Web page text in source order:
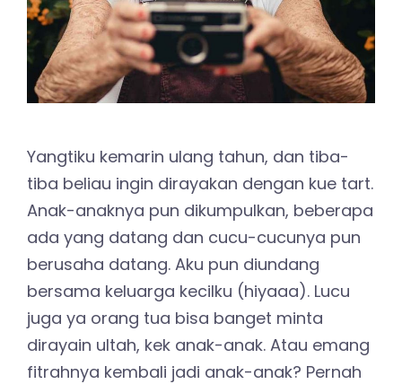
Yangtiku kemarin ulang tahun, dan tiba-
tiba beliau ingin dirayakan dengan kue tart.
Anak-anaknya pun dikumpulkan, beberapa
ada yang datang dan cucu-cucunya pun
berusaha datang. Aku pun diundang
bersama keluarga kecilku (hiyaaa). Lucu
juga ya orang tua bisa banget minta
dirayain ultah, kek anak-anak. Atau emang
fitrahnya kembali jadi anak-anak? Pernah